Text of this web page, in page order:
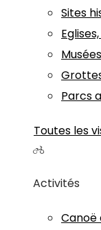
Sites
Parcs
Toutes les
Activités
Canoë